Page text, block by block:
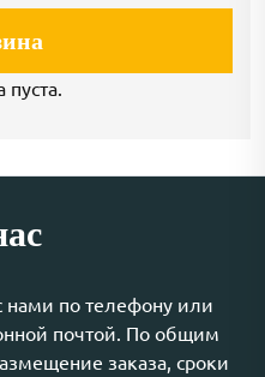
пуста.
нами по телефону или
почтой. По общим
заказа, сроки